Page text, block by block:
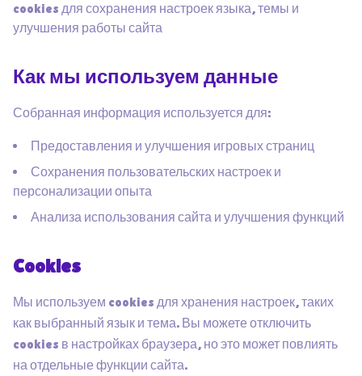
cookies для сохранения настроек языка, темы и
улучшения работы сайта
Как мы используем данные
Собранная информация используется для:
Предоставления и улучшения игровых страниц
Сохранения пользовательских настроек и
персонализации опыта
Анализа использования сайта и улучшения функций
Cookies
Мы используем cookies для хранения настроек, таких
как выбранный язык и тема. Вы можете отключить
cookies в настройках браузера, но это может повлиять
на отдельные функции сайта.